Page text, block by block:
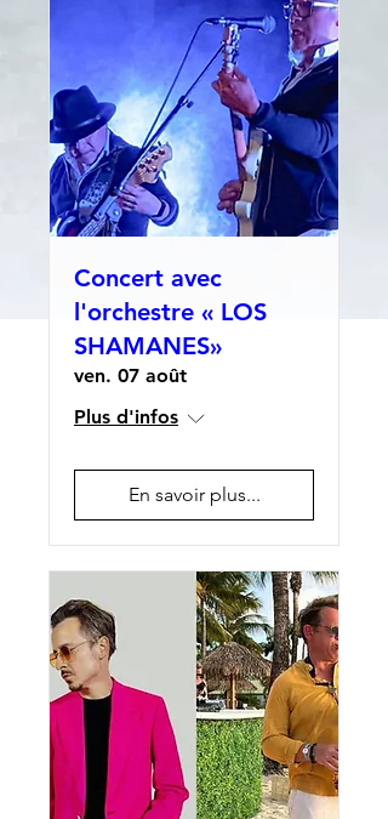
Concert avec
l'orchestre « LOS
SHAMANES»
ven. 07 août
Plus d'infos
En savoir plus...